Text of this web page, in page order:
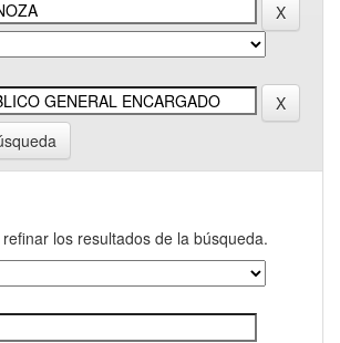
los resultados de la búsqueda.